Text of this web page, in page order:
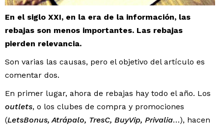
En el siglo XXI, en la era de la información, las
rebajas son menos importantes. Las rebajas
pierden relevancia.
Son varias las causas, pero el objetivo del artículo es
comentar dos.
En primer lugar, ahora de rebajas hay todo el año. Los
outlets, o los clubes de compra y promociones
(LetsBonus, Atrápalo, TresC, BuyVip, Privalia…), hacen